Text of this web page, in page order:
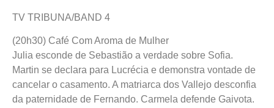
TV TRIBUNA/BAND 4
(20h30) Café Com Aroma de Mulher
Julia esconde de Sebastião a verdade sobre Sofia.
Martin se declara para Lucrécia e demonstra vontade de
cancelar o casamento. A matriarca dos Vallejo desconfia
da paternidade de Fernando. Carmela defende Gaivota.